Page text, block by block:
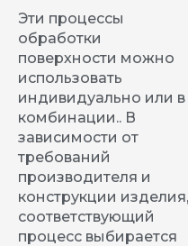
Эти процессы
обработки
поверхности можно
использовать
индивидуально или в
комбинации.. В
зависимости от
требований
производителя и
конструкции изделия,
соответствующий
процесс выбирается